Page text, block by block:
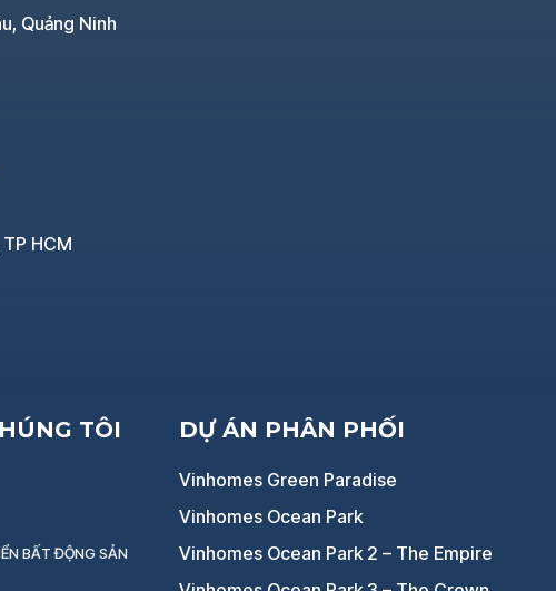
Quảng Ninh
HCM
TÔI
BẤT ĐỘNG SẢN
DỰ ÁN PHÂN PHỐI
Vinhomes Green Paradise
Vinhomes Ocean Park
Vinhomes Ocean Park 2 – The Empire